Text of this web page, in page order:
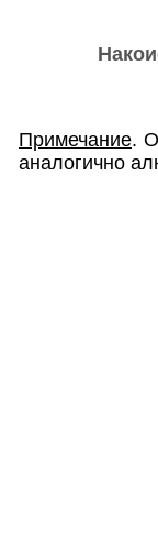
Примечание.
аналогично